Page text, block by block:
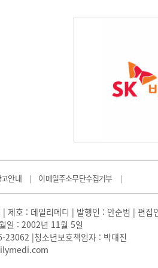
안내 | 이메일주소무단수집거부 |
호 : 데일리메디 | 발행인 : 안순범 | 편집
일 : 2002년 11월 5일
|청소년보호책임자 : 박대진